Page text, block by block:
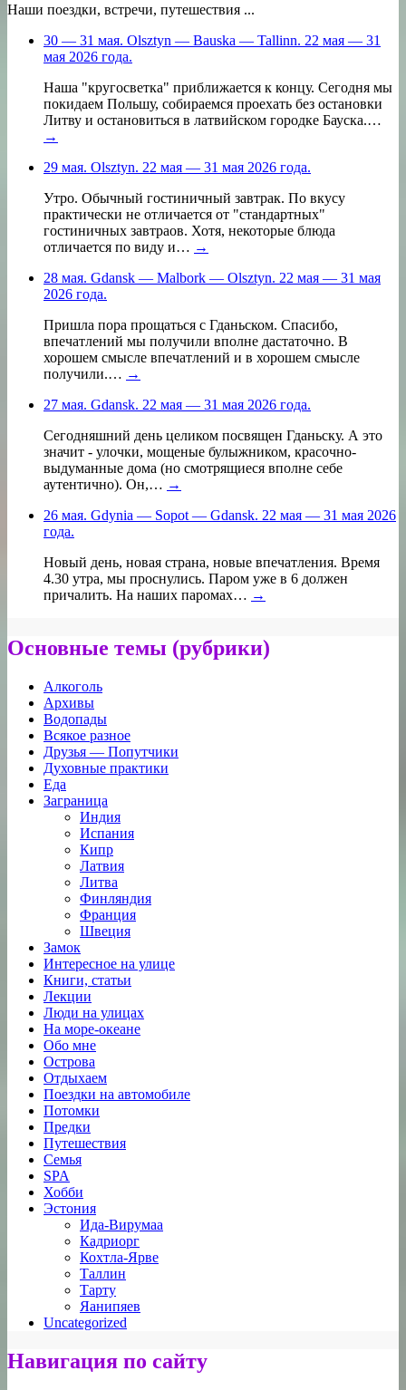
Наши поездки, встречи, путешествия ...
30 — 31 мая. Olsztyn — Bauska — Tallinn. 22 мая — 31
мая 2026 года.
Наша "кругосветка" приближается к концу. Сегодня мы
покидаем Польшу, собираемся проехать без остановки
Литву и остановиться в латвийском городке Бауска.…
→
29 мая. Olsztyn. 22 мая — 31 мая 2026 года.
Утро. Обычный гостиничный завтрак. По вкусу
практически не отличается от "стандартных"
гостиничных завтраов. Хотя, некоторые блюда
отличается по виду и… →
28 мая. Gdansk — Malbork — Olsztyn. 22 мая — 31 мая
2026 года.
Пришла пора прощаться с Гданьском. Спасибо,
впечатлений мы получили вполне дастаточно. В
хорошем смысле впечатлений и в хорошем смысле
получили.… →
27 мая. Gdansk. 22 мая — 31 мая 2026 года.
Сегодняшний день целиком посвящен Гданьску. А это
значит - улочки, мощеные булыжником, красочно-
выдуманные дома (но смотрящиеся вполне себе
аутентично). Он,… →
26 мая. Gdynia — Sopot — Gdansk. 22 мая — 31 мая 2026
года.
Новый день, новая страна, новые впечатления. Время
4.30 утра, мы проснулись. Паром уже в 6 должен
причалить. На наших паромах… →
Основные темы (рубрики)
Алкоголь
Архивы
Водопады
Всякое разное
Друзья — Попутчики
Духовные практики
Еда
Заграница
Индия
Испания
Кипр
Латвия
Литва
Финляндия
Франция
Швеция
Замок
Интересное на улице
Книги, статьи
Лекции
Люди на улицах
На море-океане
Обо мне
Острова
Отдыхаем
Поездки на автомобиле
Потомки
Предки
Путешествия
Семья
SPA
Хобби
Эстония
Ида-Вирумаа
Кадриорг
Кохтла-Ярве
Таллин
Тарту
Яанипяев
Uncategorized
Навигация по сайту